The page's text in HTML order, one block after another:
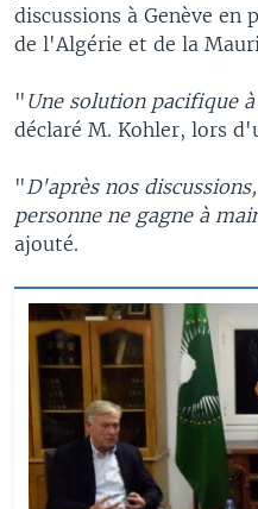
discussions à Genève en
de l'Algérie et de la
" Une solution pacifique
déclaré M. Kohler, lors
" D'après nos
personne ne gagne à
ajouté.